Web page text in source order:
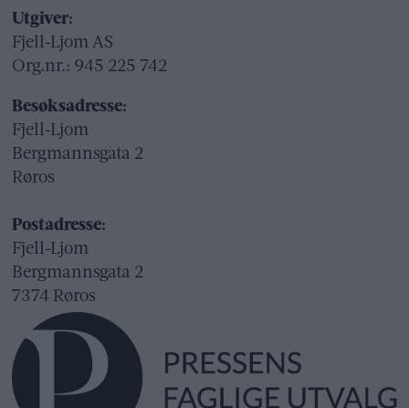
Utgiver:
Fjell-Ljom AS
Org.nr.: 945 225 742
Besøksadresse:
Fjell-Ljom
Bergmannsgata 2
Røros
Postadresse:
Fjell-Ljom
Bergmannsgata 2
7374 Røros